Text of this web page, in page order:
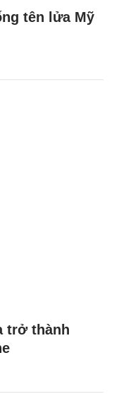
tên lửa Mỹ
trở thành